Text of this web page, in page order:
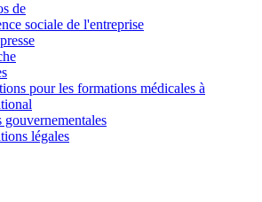
de
sociale de l'entreprise
pour les formations médicales à
gouvernementales
légales